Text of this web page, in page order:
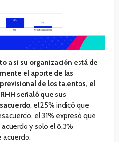
a si su organización está de
el aporte de las
de los talentos, el
señaló que sus
, el 25% indicó que
el 31% expresó que
y solo el 8,3%
acuerdo.